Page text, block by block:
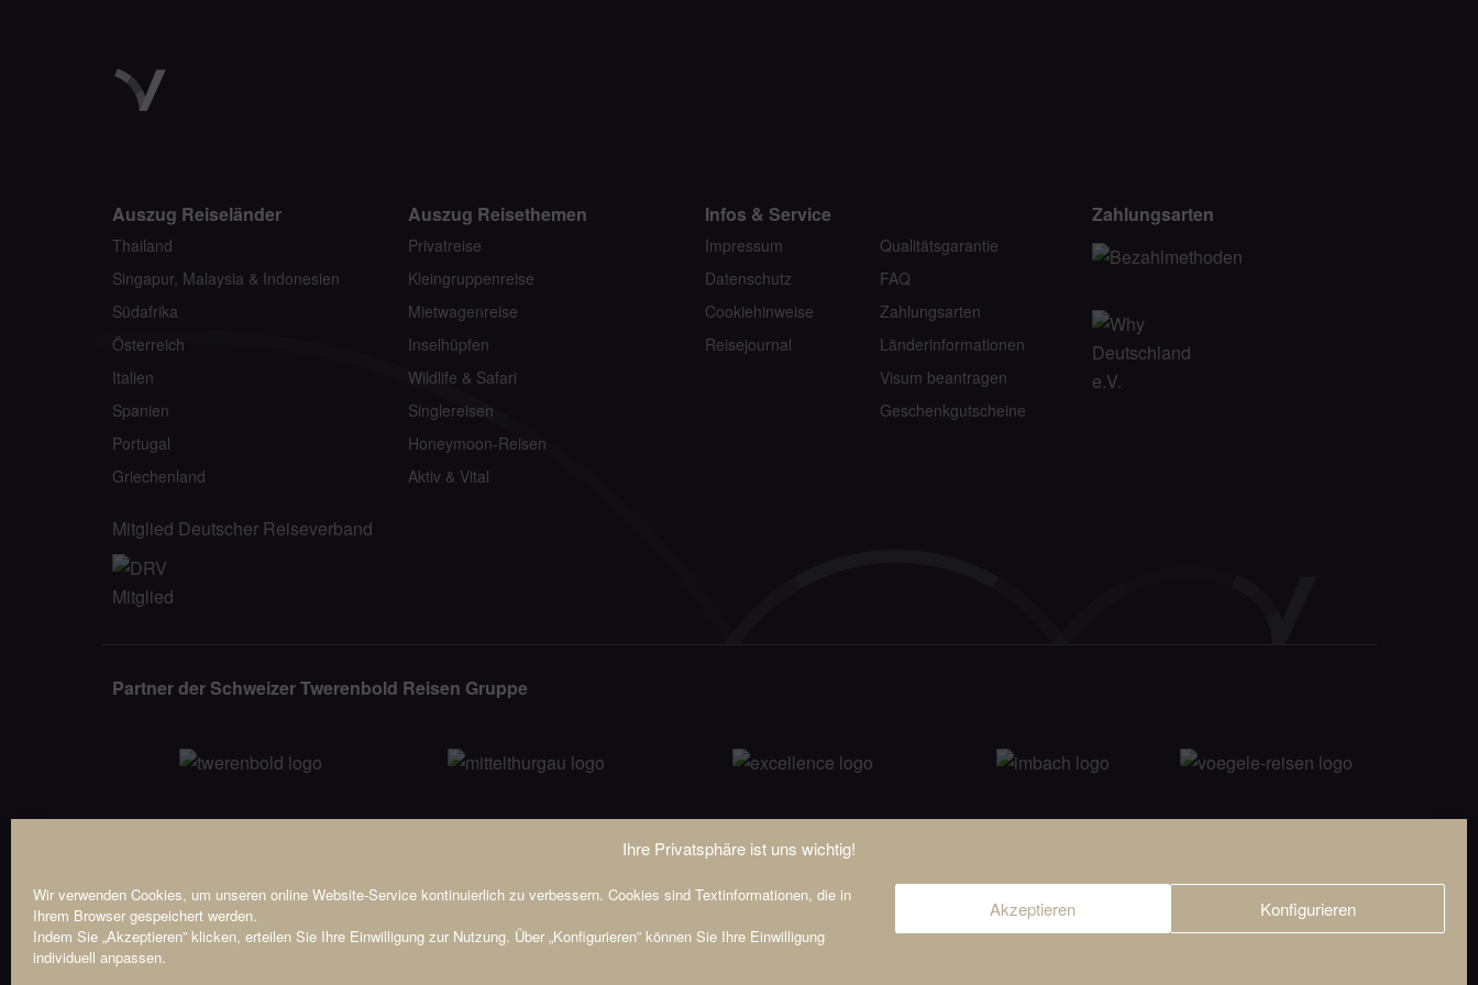
Ihre Privatsphäre ist uns wichtig!
Wir verwenden Cookies, um unseren online Website-Service kontinuierlich zu verbessern. Cookies sind Textinformationen, die in
Ihrem Browser gespeichert werden.
Indem Sie „Akzeptieren” klicken, erteilen Sie Ihre Einwilligung zur Nutzung. Über „Konfigurieren” können Sie Ihre Einwilligung
individuell anpassen.
Akzeptieren Konfigurieren
Auszug Reiseländer
Thailand
Singapur, Malaysia & Indonesien
Südafrika
Österreich
Italien
Spanien
Portugal
Griechenland
Auszug Reisethemen
Privatreise
Kleingruppenreise
Mietwagenreise
Inselhüpfen
Wildlife & Safari
Singlereisen
Honeymoon-Reisen
Aktiv & Vital
Infos & Service
Impressum
Datenschutz
Cookiehinweise
Reisejournal
Qualitätsgarantie
FAQ
Zahlungsarten
Länderinformationen
Visum beantragen
Geschenkgutscheine
Zahlungsarten
Mitglied Deutscher Reiseverband
Partner der Schweizer Twerenbold Reisen Gruppe
© 2026 Viamonda GmbH i.L.